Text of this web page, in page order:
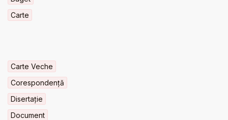
Carte
Carte Veche
Corespondență
Disertație
Document